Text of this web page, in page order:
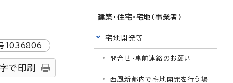
1036806
で印刷
建築・住宅・宅地（事業者）
宅地開発等
問合せ・事前連絡のお願い
西風新都内で宅地開発を行う場